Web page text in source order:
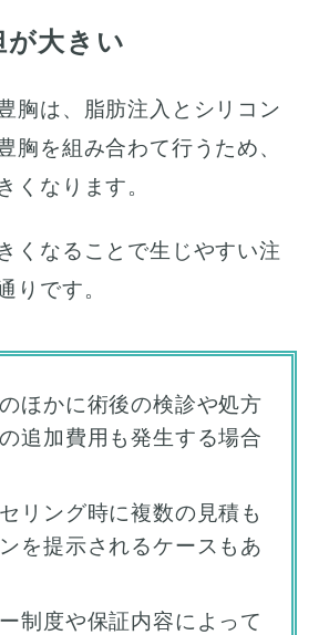
が大きい
胸は、脂肪注入とシリコン
胸を組み合わて行うため、
くなります。
くなることで生じやすい注
りです。
ほかに術後の検診や処方
追加費用も発生する場合
リング時に複数の見積も
を提示されるケースもあ
制度や保証内容によって